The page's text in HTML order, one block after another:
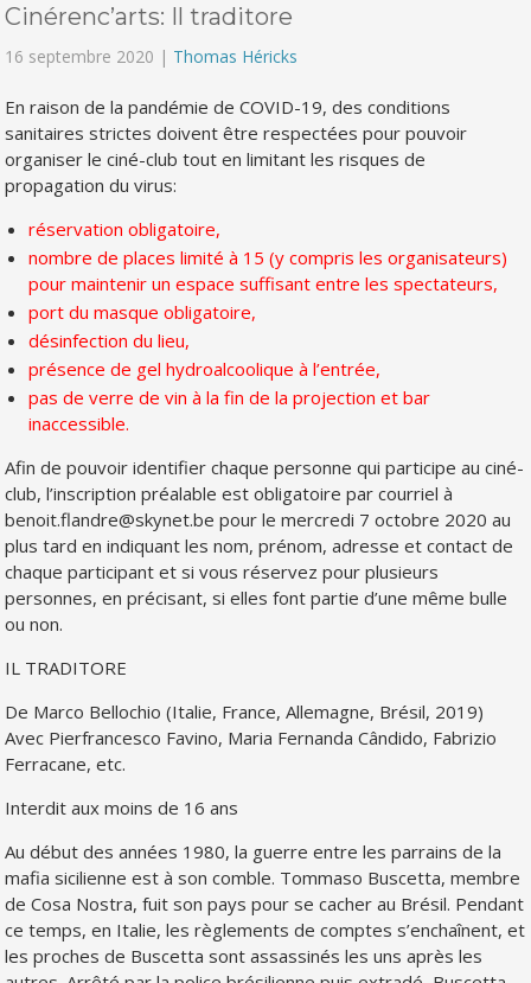
Cinérenc’arts: Il traditore
16 septembre 2020 | Thomas Héricks
En raison de la pandémie de COVID-19, des conditions
sanitaires strictes doivent être respectées pour pouvoir
organiser le ciné-club tout en limitant les risques de
propagation du virus:
réservation obligatoire,
nombre de places limité à 15 (y compris les organisateurs)
pour maintenir un espace suffisant entre les spectateurs,
port du masque obligatoire,
désinfection du lieu,
présence de gel hydroalcoolique à l’entrée,
pas de verre de vin à la fin de la projection et bar
inaccessible.
Afin de pouvoir identifier chaque personne qui participe au ciné-
club, l’inscription préalable est obligatoire par courriel à
benoit.flandre@skynet.be pour le mercredi 7 octobre 2020 au
plus tard en indiquant les nom, prénom, adresse et contact de
chaque participant et si vous réservez pour plusieurs
personnes, en précisant, si elles font partie d’une même bulle
ou non.
IL TRADITORE
De Marco Bellochio (Italie, France, Allemagne, Brésil, 2019)
Avec Pierfrancesco Favino, Maria Fernanda Cândido, Fabrizio
Ferracane, etc.
Interdit aux moins de 16 ans
Au début des années 1980, la guerre entre les parrains de la
mafia sicilienne est à son comble. Tommaso Buscetta, membre
de Cosa Nostra, fuit son pays pour se cacher au Brésil. Pendant
ce temps, en Italie, les règlements de comptes s’enchaînent, et
les proches de Buscetta sont assassinés les uns après les